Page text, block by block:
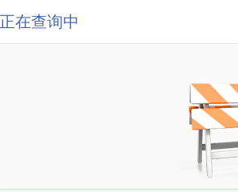
正在查询中